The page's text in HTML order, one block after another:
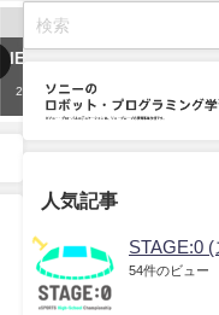
の競技力向上と健康の両
立は可能か
人気記事
STAGE:0
54件のビュー